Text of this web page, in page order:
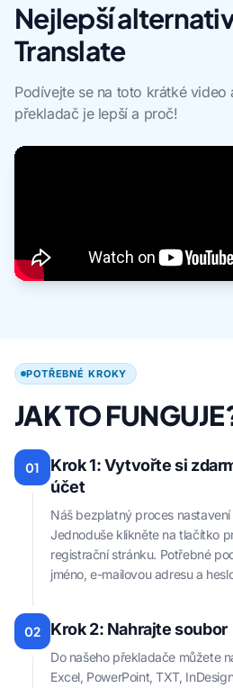
Nejlepší
Translate
Podívejte se na toto krátké video
překladač je lepší a proč!
POTŘEBNÉ KROKY
JAK TO
01
Krok 1: Vytvořte si
účet
Náš bezplatný proces
Jednoduše klikněte na tlačítko
registrační stránku. Potřebné
jméno, e-mailovou adresu a
02 Krok 2: Nahrajte soubor
Do našeho překladače můžete
Excel, PowerPoint, TXT,